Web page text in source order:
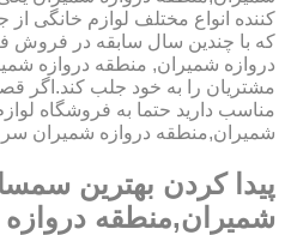
کننده انواع مختلف لوازم خانگی
که با چندین سال سابقه در فروش
دروازه شمیران, منطقه دروازه
مشتریان را به خود جلب کند.اگر
مناسب دارید حتما به فروشگاه
شمیران,منطقه دروازه شمیران سر
پیدا کردن بهترین
شمیران,منطقه